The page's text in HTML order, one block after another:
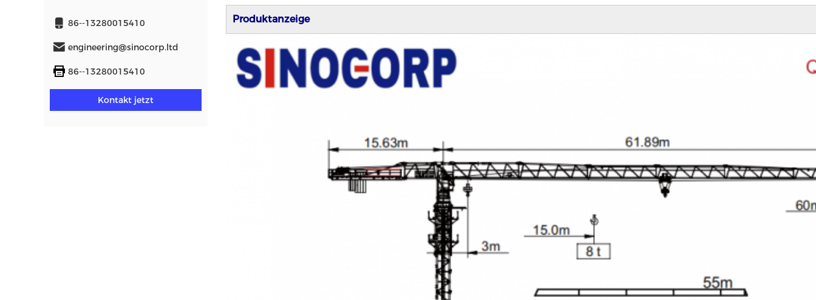
86--13280015410
engineering@sinocorp.ltd
86--13280015410
Kontakt jetzt
Produktanzeige